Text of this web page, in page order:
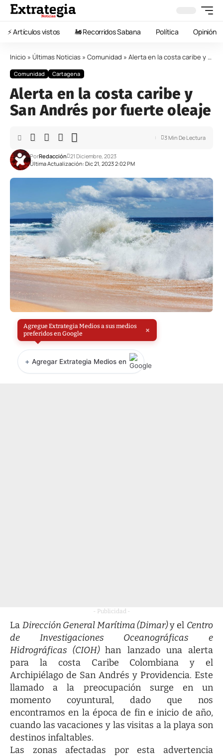
⚡️ Artículos vistos 🚂 Recorridos Sabana Política Opinión
Inicio » Últimas Noticias » Comunidad » Alerta en la costa caribe y San Andrés por fuerte oleaje
Comunidad Cartagena
Alerta en la costa caribe y
San Andrés por fuerte oleaje
Última Actualización: Dic 21, 2023 2:02 PM
PorRedacción 21 Diciembre, 2023
3 Min De Lectura
Agregue Extrategia Medios a sus medios
preferidos en Google
×
+ Agregar Extrategia Medios en
- Publicidad -
La Dirección General Marítima (Dimar)y el Centro
de Investigaciones Oceanográficas e
Hidrográficas (CIOH)han lanzado una alerta
para la costa Caribe Colombiana y el
Archipiélago de San Andrés y Providencia. Este
llamado a la preocupación surge en un
momento coyuntural, dado que nos
encontramos en la época de fin e inicio de año,
cuando las vacaciones y las visitas a la playa son
destinos infaltables.
Las zonas afectadas por esta advertencia